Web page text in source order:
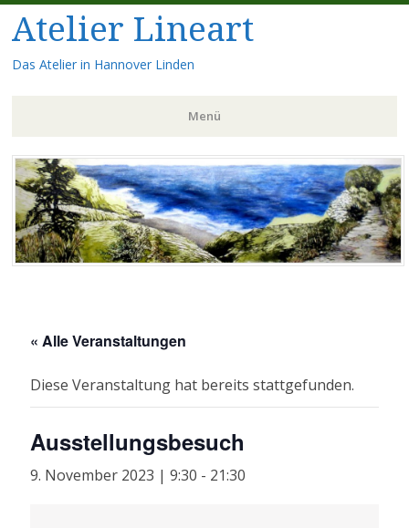
Atelier Lineart
Das Atelier in Hannover Linden
Menü
Zum
Inhalt
springen
« Alle Veranstaltungen
Diese Veranstaltung hat bereits stattgefunden.
Ausstellungsbesuch
9. November 2023 | 9:30 - 21:30